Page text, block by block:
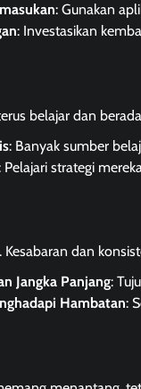
: Gunakan
: Investasikan
belajar dan
: Banyak sumber
Pelajari strategi
dan
Jangka Panjang:
Hambatan: